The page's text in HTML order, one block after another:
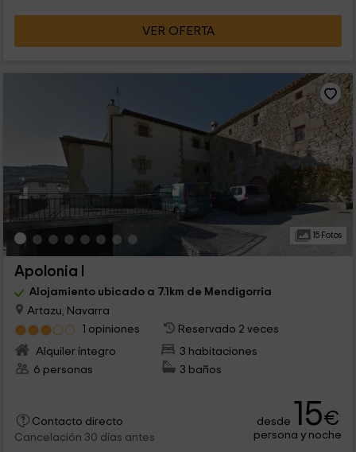
VER OFERTA
15 Fotos
Apolonia I
Alojamiento ubicado a 7.1km de Mendigorria
Artazu, Navarra
1 opiniones
Reservado 2 veces
Alquiler íntegro
3 habitaciones
6 personas
3 baños
Contacto directo
Cancelación 30 días antes
desde 15€
persona y noche